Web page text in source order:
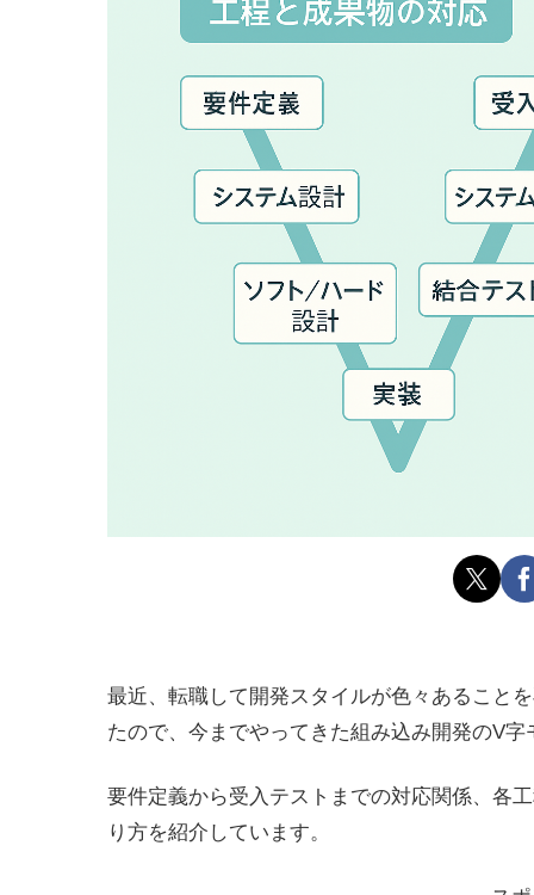
最近、転職して開発スタイルが色々あること
たので、今までやってきた組み込み開発のV字
要件定義から受入テストまでの対応関係、各
り方を紹介しています。